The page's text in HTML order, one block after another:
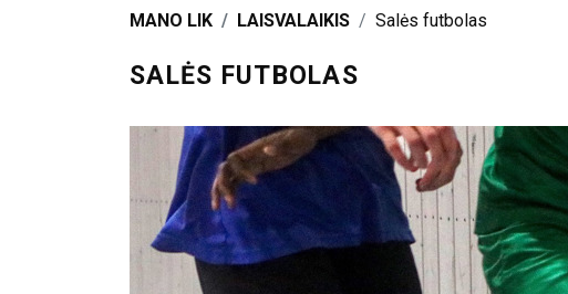
MANO LIK LAISVALAIKIS Salės futbolas
SALĖS FUTBOLAS